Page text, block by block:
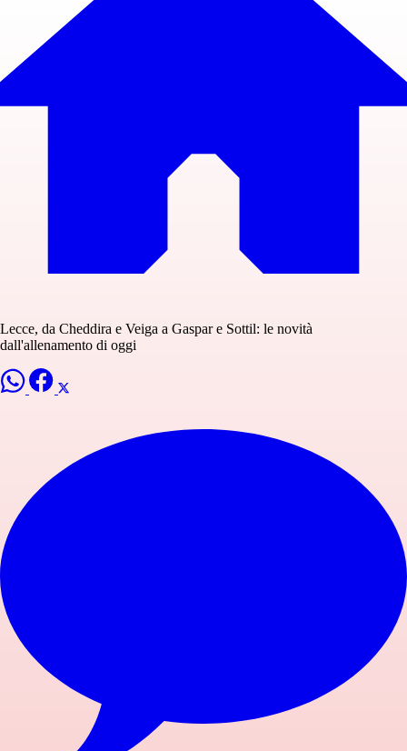
Lecce, da Cheddira e Veiga a Gaspar e Sottil: le novità
dall'allenamento di oggi